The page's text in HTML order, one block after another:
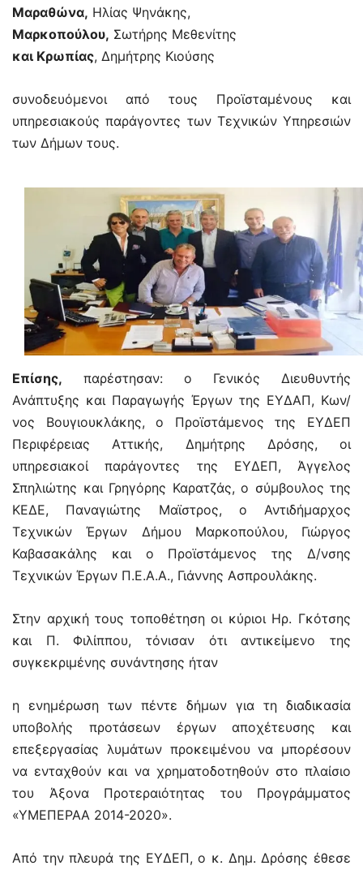
Μαραθώνα, Ηλίας Ψηνάκης,
Μαρκοπούλου, Σωτήρης Μεθενίτης
και Κρωπίας, Δημήτρης Κιούσης
συνοδευόμενοι από τους Προϊσταμένους και
υπηρεσιακούς παράγοντες των Τεχνικών Υπηρεσιών
των Δήμων τους.
Επίσης, παρέστησαν: ο Γενικός Διευθυντής
Ανάπτυξης και Παραγωγής Έργων της ΕΥΔΑΠ, Κων/
νος Βουγιουκλάκης, ο Προϊστάμενος της ΕΥΔΕΠ
Περιφέρειας Αττικής, Δημήτρης Δρόσης, οι
υπηρεσιακοί παράγοντες της ΕΥΔΕΠ, Άγγελος
Σπηλιώτης και Γρηγόρης Καρατζάς, ο σύμβουλος της
ΚΕΔΕ, Παναγιώτης Μαϊστρος, ο Αντιδήμαρχος
Τεχνικών Έργων Δήμου Μαρκοπούλου, Γιώργος
Καβασακάλης και ο Προϊστάμενος της Δ/νσης
Τεχνικών Έργων Π.Ε.Α.Α., Γιάννης Ασπρουλάκης.
Στην αρχική τους τοποθέτηση οι κύριοι Ηρ. Γκότσης
και Π. Φιλίππου, τόνισαν ότι αντικείμενο της
συγκεκριμένης συνάντησης ήταν
η ενημέρωση των πέντε δήμων για τη διαδικασία
υποβολής προτάσεων έργων αποχέτευσης και
επεξεργασίας λυμάτων προκειμένου να μπορέσουν
να ενταχθούν και να χρηματοδοτηθούν στο πλαίσιο
του Άξονα Προτεραιότητας του Προγράμματος
«ΥΜΕΠΕΡΑΑ 2014-2020».
Από την πλευρά της ΕΥΔΕΠ, ο κ. Δημ. Δρόσης έθεσε